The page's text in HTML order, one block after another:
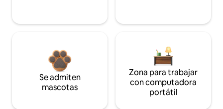
Se admiten
mascotas
Zona para trabajar
con computadora
portátil